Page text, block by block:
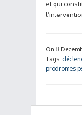
et qui
On 8
Tags:
prodromes